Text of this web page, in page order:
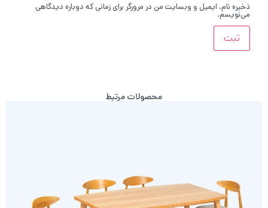
ذخیره نام، ایمیل و وبسایت من در مرورگر برای زمانی که دوباره دیدگاهی
می‌نویسم.
محصولات مرتبط